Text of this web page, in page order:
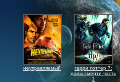
неуправляемый
гарри поттер 7:
дары смерти часть
1